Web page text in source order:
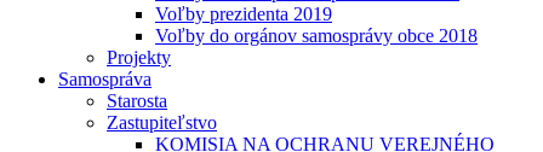
Voľby prezidenta 2019
Voľby do orgánov samosprávy obce 2018
Projekty
Samospráva
Starosta
Zastupiteľstvo
KOMISIA NA OCHRANU VEREJNÉHO